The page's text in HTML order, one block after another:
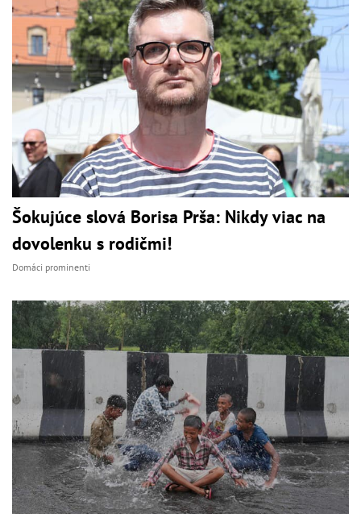
Šokujúce slová Borisa Prša: Nikdy viac na
dovolenku s rodičmi!
Domáci prominenti